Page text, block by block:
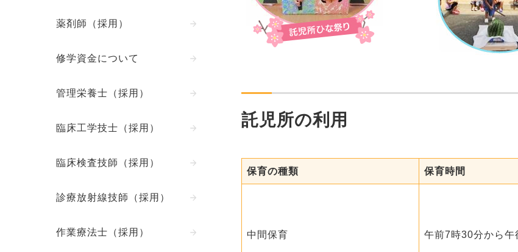
薬剤師（採用）
修学資金について
管理栄養士（採用）
臨床工学技士（採用）
臨床検査技師（採用）
診療放射線技師（採用）
作業療法士（採用）
託児所の利用
保育の種類 保育時間
中間保育 午前7時30分から午